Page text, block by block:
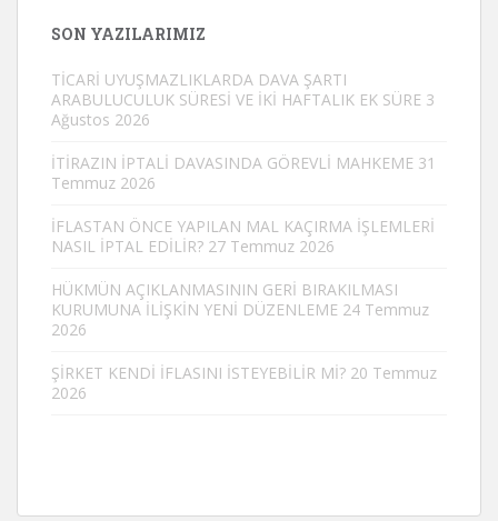
SON YAZILARIMIZ
TİCARİ UYUŞMAZLIKLARDA DAVA ŞARTI
ARABULUCULUK SÜRESİ VE İKİ HAFTALIK EK SÜRE 3
Ağustos 2026
İTİRAZIN İPTALİ DAVASINDA GÖREVLİ MAHKEME 31
Temmuz 2026
İFLASTAN ÖNCE YAPILAN MAL KAÇIRMA İŞLEMLERİ
NASIL İPTAL EDİLİR? 27 Temmuz 2026
HÜKMÜN AÇIKLANMASININ GERİ BIRAKILMASI
KURUMUNA İLİŞKİN YENİ DÜZENLEME 24 Temmuz
2026
ŞİRKET KENDİ İFLASINI İSTEYEBİLİR Mİ? 20 Temmuz
2026